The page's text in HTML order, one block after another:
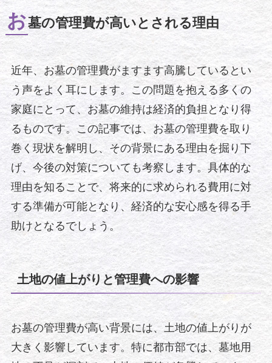
お墓の管理費が高いとされる理由
近年、お墓の管理費がますます高騰しているとい
う声をよく耳にします。この問題を抱える多くの
家庭にとって、お墓の維持は経済的負担となり得
るものです。この記事では、お墓の管理費を取り
巻く現状を解明し、その背景にある理由を掘り下
げ、今後の対策についても考察します。具体的な
理由を知ることで、将来的に求められる費用に対
する準備が可能となり、経済的な安心感を得る手
助けとなるでしょう。
土地の値上がりと管理費への影響
お墓の管理費が高い背景には、土地の値上がりが
大きく影響しています。特に都市部では、墓地用